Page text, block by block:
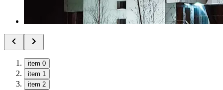
item 0
item 1
item 2